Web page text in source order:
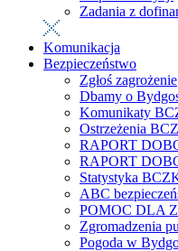
Zadania z
Komunikacja
Bezpieczeństwo
Zgłoś zagrożenie
Dbamy o
Komunikaty
Ostrzeżenia
RAPORT
RAPORT
Statystyka
ABC
POMOC DLA
Zgromadzenia
Pogoda w